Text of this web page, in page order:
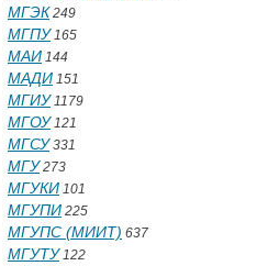
МГЭК 249
МГПУ165
МАИ 144
МАДИ 151
МГИУ1179
МГОУ121
МГСУ331
МГУ273
МГУКИ 101
МГУПИ 225
МГУПС (МИИТ) 637
МГУТУ122